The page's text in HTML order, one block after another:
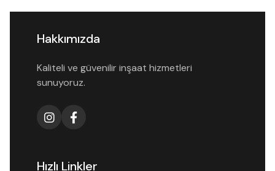
Hakkımızda
Kaliteli ve güvenilir inşaat hizmetleri
sunuyoruz.
Hızlı Linkler